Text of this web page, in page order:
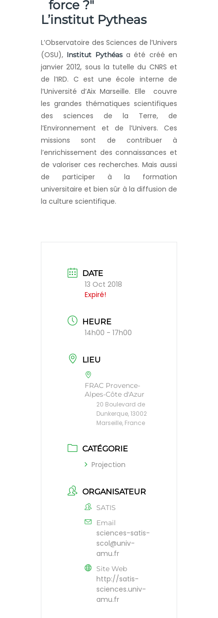
L’institut Pytheas
L’Observatoire des Sciences de l’Univers
(OSU), Institut Pythéasa été créé en
janvier 2012, sous la tutelle du CNRS et
de l’IRD. C est une école interne de
l’Université d’Aix Marseille. Elle couvre
les grandes thématiques scientifiques
des sciences de la Terre, de
l’Environnement et de l’Univers. Ces
missions sont de contribuer à
l’enrichissement des connaissances et
de valoriser ces recherches. Mais aussi
de participer à la formation
universitaire et bien sûr à la diffusion de
la culture scientifique.
DATE
13 Oct 2018
Expiré!
HEURE
14h00 - 17h00
LIEU
FRAC Provence-
Alpes-Côte d'Azur
20 Boulevard de
Dunkerque, 13002
Marseille, France
CATÉGORIE
Projection
ORGANISATEUR
SATIS
Email
sciences-satis-
scol@univ-
amu.fr
Site Web
http://satis-
sciences.univ-
amu.fr